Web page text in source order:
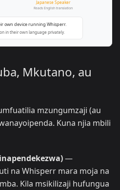
Mkutano, au
mzungumzaji (au
Kuna njia mbili
—
na Whisperr mara moja na
Kila msikilizaji hufungua